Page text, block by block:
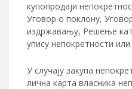
купопродаји
Уговор о поклону,
издржавању, Решење
упису непокретности или
У случају закупа
лична карта власника